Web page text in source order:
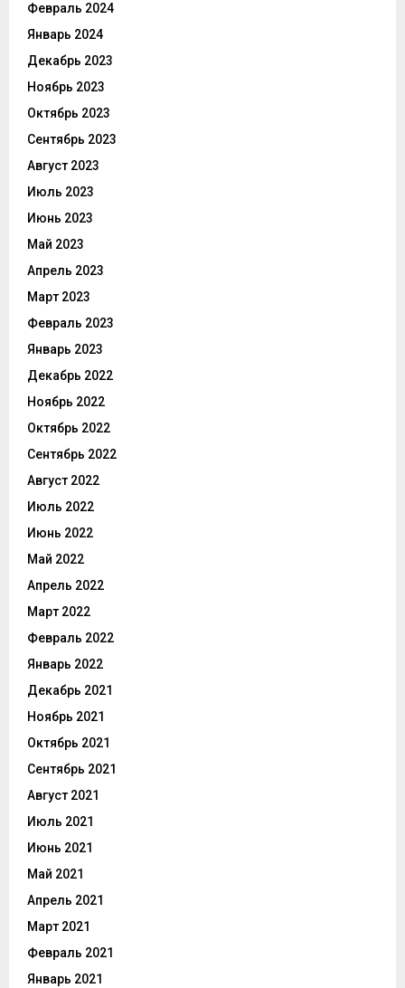
Февраль 2024
Январь 2024
Декабрь 2023
Ноябрь 2023
Октябрь 2023
Сентябрь 2023
Август 2023
Июль 2023
Июнь 2023
Май 2023
Апрель 2023
Март 2023
Февраль 2023
Январь 2023
Декабрь 2022
Ноябрь 2022
Октябрь 2022
Сентябрь 2022
Август 2022
Июль 2022
Июнь 2022
Май 2022
Апрель 2022
Март 2022
Февраль 2022
Январь 2022
Декабрь 2021
Ноябрь 2021
Октябрь 2021
Сентябрь 2021
Август 2021
Июль 2021
Июнь 2021
Май 2021
Апрель 2021
Март 2021
Февраль 2021
Январь 2021